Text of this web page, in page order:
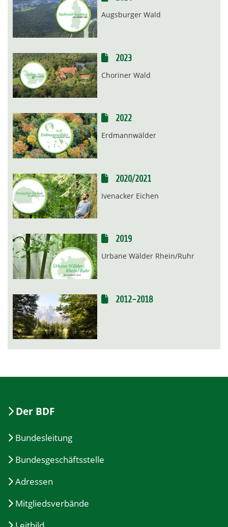
Augsburger Wald
2023
Choriner Wald
2022
Erdmannwälder
2020/2021
Ivenacker Eichen
2019
Urbane Wälder Rhein/Ruhr
2012-2018
Der BDF
Bundesleitung
Bundesgeschäftsstelle
Adressen
Mitgliedsverbände